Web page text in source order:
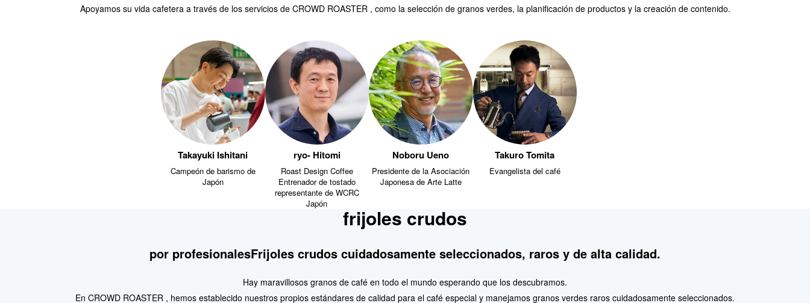
Apoyamos su vida cafetera a través de los servicios de CROWD ROASTER , como la selección de granos verdes, la planificación de productos y la creación de contenido.
Takayuki Ishitani
Campeón de barismo de
Japón
ryo- Hitomi
Roast Design Coffee
Entrenador de tostado
representante de WCRC
Japón
Noboru Ueno
Presidente de la Asociación
Japonesa de Arte Latte
Takuro Tomita
Evangelista del café
frijoles crudos
por profesionalesFrijoles crudos cuidadosamente seleccionados, raros y de alta calidad.
Hay maravillosos granos de café en todo el mundo esperando que los descubramos.
En CROWD ROASTER , hemos establecido nuestros propios estándares de calidad para el café especial y manejamos granos verdes raros cuidadosamente seleccionados.